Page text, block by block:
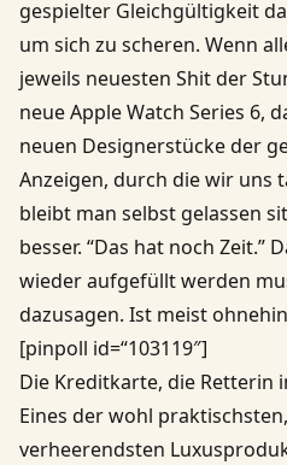
gespielter Gleichgültigkeit
um sich zu scheren. Wenn
jeweils neuesten Shit der
neue Apple Watch Series 6,
neuen Designerstücke der
Anzeigen, durch die wir uns
bleibt man selbst gelassen
besser. “Das hat noch Zeit.”
wieder aufgefüllt werden
dazusagen. Ist meist
[pinpoll id=“103119″]
Die Kreditkarte, die Retterin
Eines der wohl
verheerendsten